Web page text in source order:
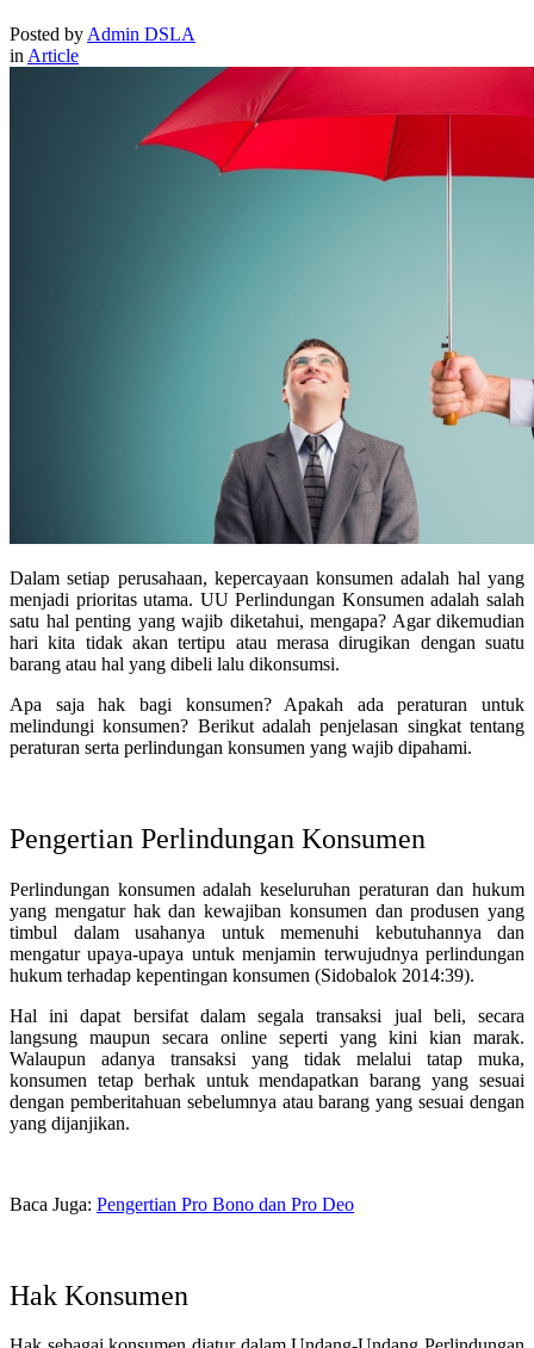
Posted by Admin DSLA
in Article
Dalam setiap perusahaan, kepercayaan konsumen adalah hal yang
menjadi prioritas utama. UU Perlindungan Konsumen adalah salah
satu hal penting yang wajib diketahui, mengapa? Agar dikemudian
hari kita tidak akan tertipu atau merasa dirugikan dengan suatu
barang atau hal yang dibeli lalu dikonsumsi.
Apa saja hak bagi konsumen? Apakah ada peraturan untuk
melindungi konsumen? Berikut adalah penjelasan singkat tentang
peraturan serta perlindungan konsumen yang wajib dipahami.
Pengertian Perlindungan Konsumen
Perlindungan konsumen adalah keseluruhan peraturan dan hukum
yang mengatur hak dan kewajiban konsumen dan produsen yang
timbul dalam usahanya untuk memenuhi kebutuhannya dan
mengatur upaya-upaya untuk menjamin terwujudnya perlindungan
hukum terhadap kepentingan konsumen (Sidobalok 2014:39).
Hal ini dapat bersifat dalam segala transaksi jual beli, secara
langsung maupun secara online seperti yang kini kian marak.
Walaupun adanya transaksi yang tidak melalui tatap muka,
konsumen tetap berhak untuk mendapatkan barang yang sesuai
dengan pemberitahuan sebelumnya atau barang yang sesuai dengan
yang dijanjikan.
Baca Juga: Pengertian Pro Bono dan Pro Deo
Hak Konsumen